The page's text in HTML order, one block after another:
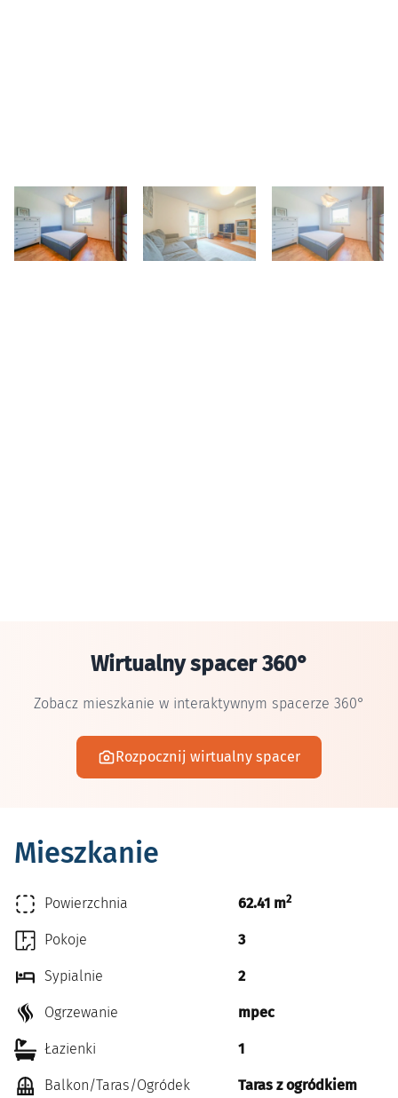
Wirtualny spacer 360°
Zobacz mieszkanie w interaktywnym spacerze 360°
Rozpocznij wirtualny spacer
Mieszkanie
Powierzchnia 62.41 m2
Pokoje 3
Sypialnie 2
Ogrzewanie mpec
Łazienki 1
Balkon/Taras/Ogródek Taras z ogródkiem